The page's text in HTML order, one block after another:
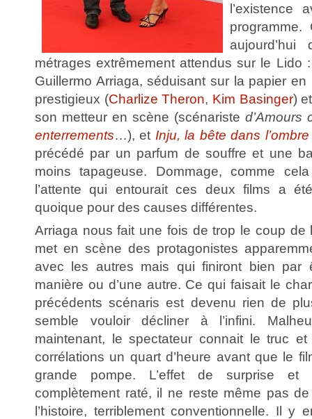
l’existence
programme.
métrages extrêmement attendus sur le Lido
Guillermo Arriaga, séduisant sur la papier
prestigieux (Charlize Theron, Kim Basinger)
son metteur en scène (scénariste d’Amours
enterrements…), et Inju, la bête dans l’ombre
précédé par un parfum de souffre et une
moins tapageuse. Dommage, comme
l’attente qui entourait ces deux films a
quoique pour des causes différentes.
Arriaga nous fait une fois de trop le coup de
met en scène des protagonistes
avec les autres mais qui finiront bien par
manière ou d’une autre. Ce qui faisait le
précédents scénaris est devenu rien de
semble vouloir décliner à l’infini.
maintenant, le spectateur connait le truc
corrélations un quart d’heure avant que le
grande pompe. L’effet de surprise et
complètement raté, il ne reste même pas
l’histoire, terriblement conventionnelle. Il y